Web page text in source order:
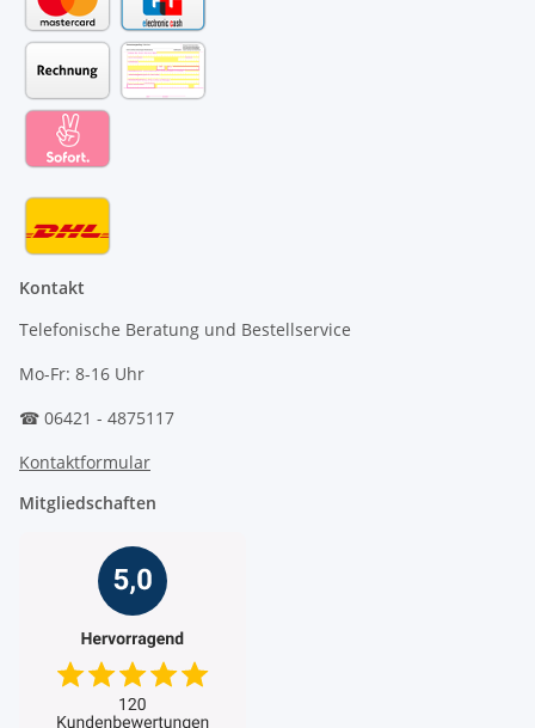
Kontakt
Telefonische Beratung und Bestellservice
Mo-Fr: 8-16 Uhr
☎ 06421 - 4875117
Kontaktformular
Mitgliedschaften